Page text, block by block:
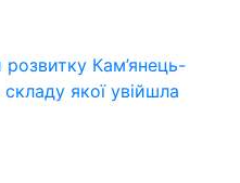
Кам’янець-
якої увійшла